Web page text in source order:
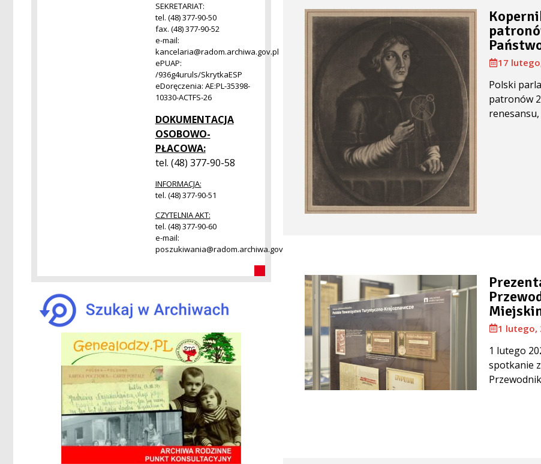
SEKRETARIAT:
tel. (48) 377-90-50
fax. (48) 377-90-52
e-mail:
kancelaria@radom.archiwa.gov.pl
ePUAP:
/936g4uruls/SkrytkaESP
eDoręczenia: AE:PL-35398-
10330-ACTFS-26
DOKUMENTACJA
OSOBOWO-
PŁACOWA:
tel. (48) 377-90-58
INFORMACJA:
tel. (48) 377-90-51
CZYTELNIA AKT:
tel. (48) 377-90-60
e-mail:
poszukiwania@radom.archiwa.gov.pl
17
Polski
patronów
1 lutego,
1 lutego
spotkanie